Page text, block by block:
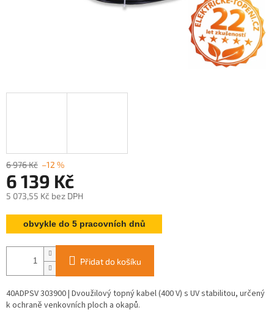
6 976 Kč –12 %
6 139 Kč
5 073,55 Kč bez DPH
Měrná
cena:obvykle do 5 pracovních dnů
Přidat do košíku
40ADPSV 303900 | Dvoužilový topný kabel (400 V) s UV stabilitou, určený
k ochraně venkovních ploch a okapů.